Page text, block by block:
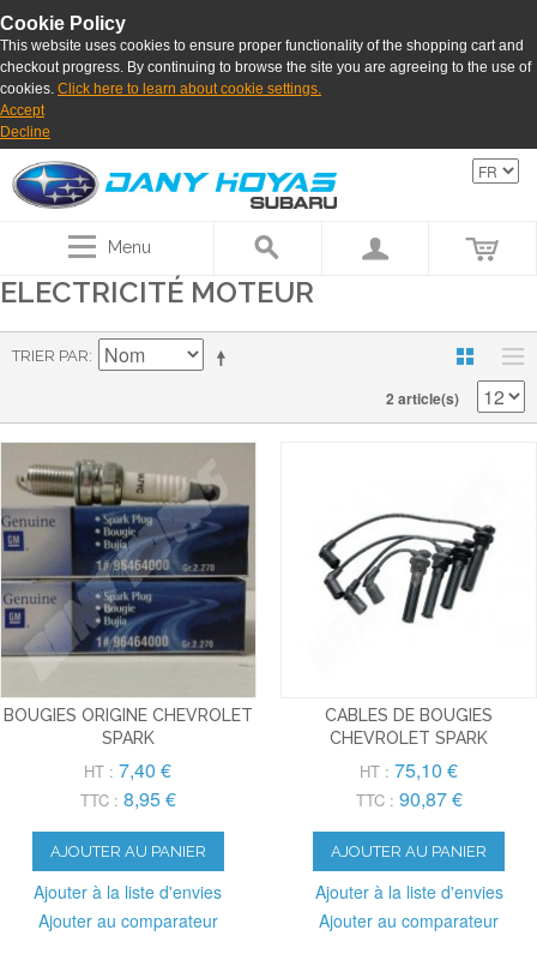
Cookie Policy
This website uses cookies to ensure proper functionality of the shopping cart and
checkout progress. By continuing to browse the site you are agreeing to the use of
cookies. Click here to learn about cookie settings.
Accept
Decline
Menu
ELECTRICITÉ MOTEUR
TRIER PAR
2 article(s)
BOUGIES ORIGINE CHEVROLET
SPARK
HT : 7,40 €
TTC : 8,95 €
AJOUTER AU PANIER
Ajouter à la liste d'envies
Ajouter au comparateur
CABLES DE BOUGIES
CHEVROLET SPARK
HT : 75,10 €
TTC : 90,87 €
AJOUTER AU PANIER
Ajouter à la liste d'envies
Ajouter au comparateur